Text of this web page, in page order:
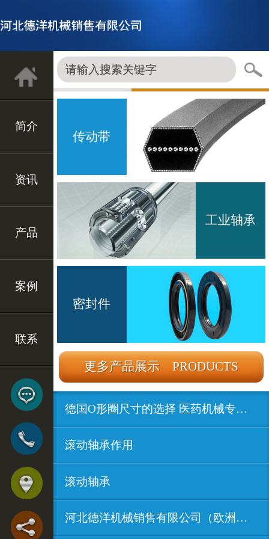
简介
资讯
产品
案例
联系
传动带
工业轴承
密封件
更多产品展示 PRODUCTS
德国O形圈尺寸的选择 医药机械专用密...
滚动轴承作用
滚动轴承
河北德洋机械销售有限公司（欧洲进口...